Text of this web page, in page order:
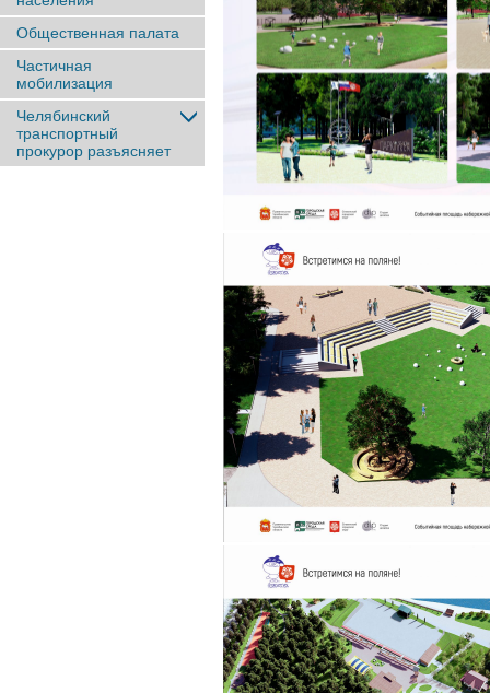
Общественная палата
Частичная
мобилизация
Челябинский
транспортный
прокурор разъясняет